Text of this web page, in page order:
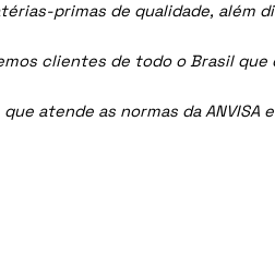
primas de qualidade, além
clientes de todo o Brasil
atende as normas da ANVISA